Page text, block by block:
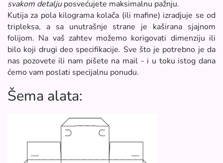
svakom detaljuposvećujete maksimalnu pažnju.
Kutija za pola kilograma kolača (ili mafine) izradjuje se od
tripleksa, a sa unutrašnje strane je kaširana sjajnom
folijom. Na vaš zahtev možemo korigovati dimenziju ili
bilo koji drugi deo specifikacije. Sve što je potrebno je da
nas pozovete ili nam pišete na mail - i u toku istog dana
ćemo vam poslati specijalnu ponudu.
Šema alata: